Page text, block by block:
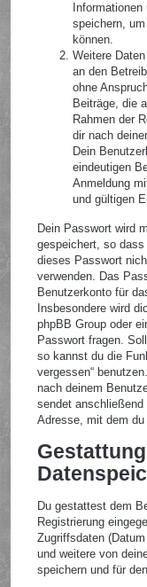
speichern,
können.
Weitere
an den
ohne
Beiträge, die
Rahmen der
dir nach
Dein
eindeutigen
Anmeldung
und gültigen
Dein Passwort wird
gespeichert, so
dieses Passwort
verwenden. Das
Benutzerkonto für
Insbesondere wird
phpBB Group oder
Passwort fragen.
so kannst du die
vergessen“
nach deinem
sendet
Adresse, mit dem
Du gestattest dem
Registrierung
Zugriffsdaten
und weitere von
speichern und für